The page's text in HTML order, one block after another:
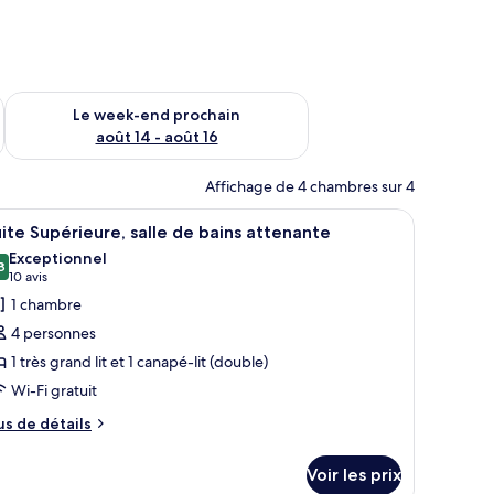
août 7 - août 9
Le week-end prochain
août 14 - août 16
Vérifier la disponibilité pour le week-end prochain août 14 -
Affichage de 4 chambres sur 4
de chevet sur laquelle se trouve une radio et un luminaire fixé au mur.
:
Une chambre d’hôtel avec un grand lit, un
9 Supérieure, salle de bains attenante
sur 10
Exceptionnel
10 avis
(10 avis)
1 chambre
4 personnes
1 très grand lit et 1 canapé-lit (double)
Wi-Fi gratuit
de détails
Voir les prix